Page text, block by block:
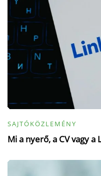
SAJTÓKÖZLEMÉNY
Mi a nyerő, a CV vagy a